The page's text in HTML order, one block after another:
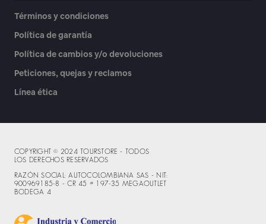
Términos y condiciones
Política de garantía
Política de cambios y/o devoluciones
Peticiones, quejas y reclamos
Línea ética
COPYRIGHT © 2024 TOURSTORE - TODOS
LOS DERECHOS RESERVADOS
RAZÓN SOCIAL: AUTOCOLOMBIANA SAS - NIT:
900969185-8 - CR 45 # 197-35 MEGAOUTLET
BODEGA 4